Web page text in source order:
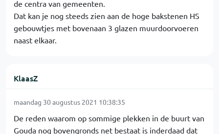
de centra van gemeenten.
Dat kan je nog steeds zien aan de hoge bakstenen HS
gebouwtjes met bovenaan 3 glazen muurdoorvoeren
naast elkaar.
KlaasZ
maandag 30 augustus 2021 10:38:35
De reden waarom op sommige plekken in de buurt van
Gouda nog bovengronds net bestaat is inderdaad dat